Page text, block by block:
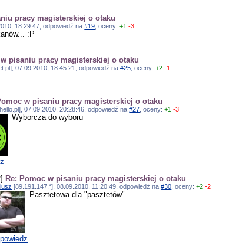
pracy magisterskiej o otaku
18:29:47, odpowiedź na#19 , oceny:+1 -3
:P
pisaniu pracy magisterskiej o otaku
07.09.2010, 18:45:21, odpowiedź na#25 , oceny:+2 -1
w pisaniu pracy magisterskiej o otaku
07.09.2010, 20:28:46, odpowiedź na#27 , oceny:+1 -3
Wyborcza do wyboru
Re: Pomoc w pisaniu pracy magisterskiej o otaku
[89.191.147.*], 08.09.2010, 11:20:49, odpowiedź na#30 , oceny:+2 -2
Pasztetowa dla "pasztetów"